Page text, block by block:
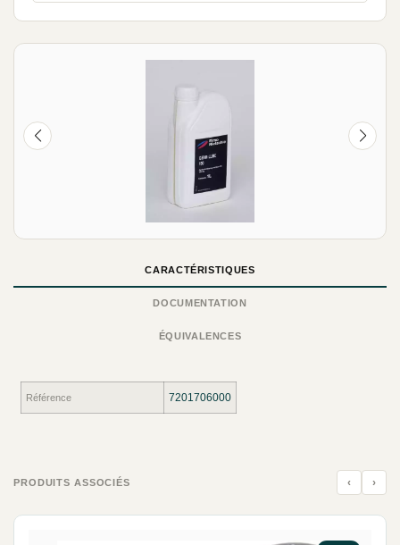
CARACTÉRISTIQUES
DOCUMENTATION
ÉQUIVALENCES
Référence 7201706000
PRODUITS ASSOCIÉS ‹ ›